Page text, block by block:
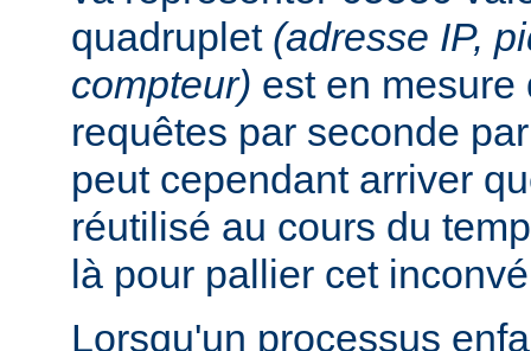
quadruplet (adresse IP,
compteur) est en
requêtes par seconde
peut cependant arriver
réutilisé au cours du
là pour pallier cet
Lorsqu'un processus